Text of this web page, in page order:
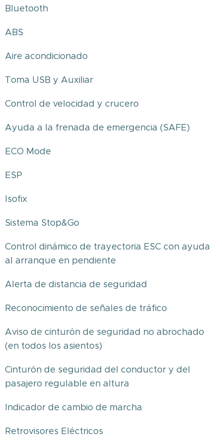
Bluetooth
ABS
Aire acondicionado
Toma USB y Auxiliar
Control de velocidad y crucero
Ayuda a la frenada de emergencia (SAFE)
ECO Mode
ESP
Isofix
Sistema Stop&Go
Control dinámico de trayectoria ESC con ayuda
al arranque en pendiente
Alerta de distancia de seguridad
Reconocimiento de señales de tráfico
Aviso de cinturón de seguridad no abrochado
(en todos los asientos)
Cinturón de seguridad del conductor y del
pasajero regulable en altura
Indicador de cambio de marcha
Retrovisores Eléctricos